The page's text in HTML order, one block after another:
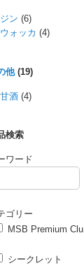
ジン (6)
ウォッカ (4)
他(19)
甘酒 (4)
検索
ワード
ゴリー
MSB Premium Clu
シークレット